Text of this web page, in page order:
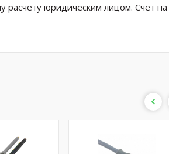
расчету юридическим лицом. Счет на